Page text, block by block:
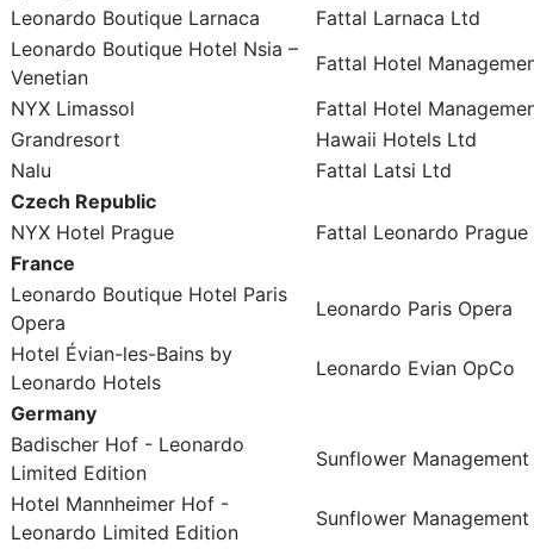
Leonardo Boutique Larnaca
Fattal Larnaca Ltd
Leonardo Boutique Hotel Nsia –
Venetian
Fattal Hotel
NYX Limassol
Fattal Hotel
Grandresort
Hawaii Hotels Ltd
Nalu
Fattal Latsi Ltd
Czech Republic
NYX Hotel Prague
Fattal Leonardo Prague
France
Leonardo Boutique Hotel Paris
Opera
Leonardo Paris Opera
Hotel Évian-les-Bains by
Leonardo Hotels
Leonardo Evian OpCo
Germany
Badischer Hof - Leonardo
Limited Edition
Sunflower Management
Hotel Mannheimer Hof -
Leonardo Limited Edition
Sunflower Management